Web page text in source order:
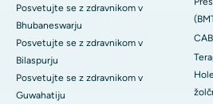
Posvetujte se z zdravnikom v
Bhubaneswarju
Posvetujte se z zdravnikom v
Bilaspurju
Posvetujte se z zdravnikom v
Guwahatiju